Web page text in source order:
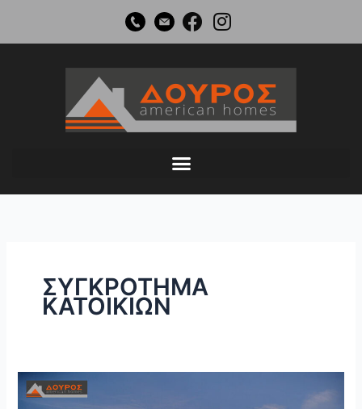
περιεχόμενο
ΣΥΓΚΡΟΤΗΜΑ
ΚΑΤΟΙΚΙΩΝ
ΣΓ
200